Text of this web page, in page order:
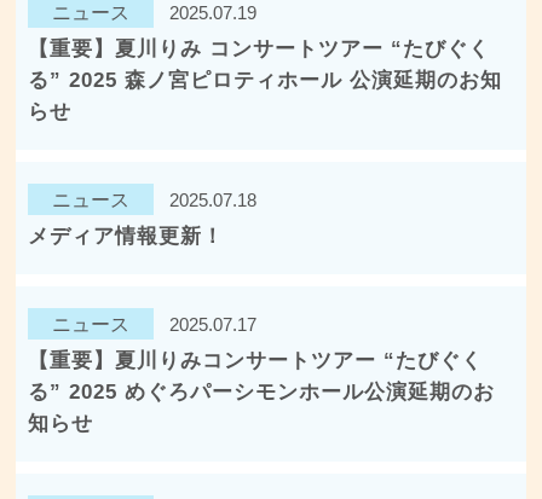
ニュース 2025.07.19
【重要】夏川りみ コンサートツアー “たびぐく
る” 2025 森ノ宮ピロティホール 公演延期のお知
らせ
ニュース 2025.07.18
メディア情報更新！
ニュース 2025.07.17
【重要】夏川りみコンサートツアー “たびぐく
る” 2025 めぐろパーシモンホール公演延期のお
知らせ